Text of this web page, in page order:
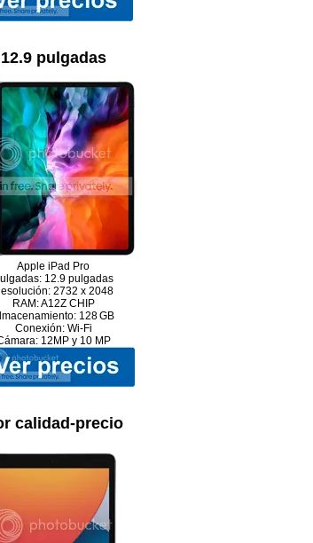
12.9 pulgadas
Apple iPad Pro
12.9 pulgadas
2732 x 2048
RAM: A12Z CHIP
128 GB
Conexión: Wi-Fi
12MP y 10 MP
calidad-precio